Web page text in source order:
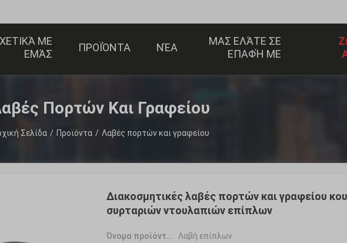
ΜΕ
ΕΜΆΣ
ΠΡΟΪΌΝΤΑ ΝΈΑ
ΜΑΣ ΕΛΆΤΕ ΣΕ
ΕΠΑΦΉ ΜΕ
Πορτών Και Γραφείου
Σελίδα / Προϊόντα / Λαβές πορτών και γραφείου
Διακοσμητικές λαβές πορτών και γραφείου
συρταριών ντουλαπιών επίπλων
Λαβή επίπλων